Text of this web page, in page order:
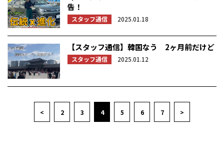
告！
スタッフ通信 2025.01.18
【スタッフ通信】韓国なう 2ヶ月前だけど
スタッフ通信 2025.01.12
< 2 3 4 5 6 7 >